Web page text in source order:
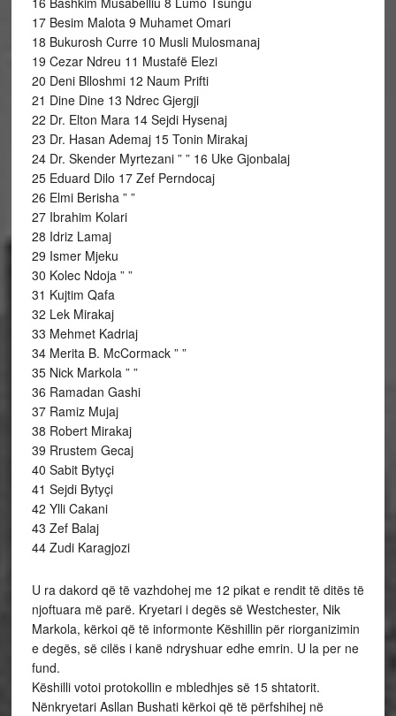
17 Besim Malota 9 Muhamet Omari
18 Bukurosh Curre 10 Musli Mulosmanaj
19 Cezar Ndreu 11 Mustafë Elezi
20 Deni Blloshmi 12 Naum Prifti
21 Dine Dine 13 Ndrec Gjergji
22 Dr. Elton Mara 14 Sejdi Hysenaj
23 Dr. Hasan Ademaj 15 Tonin Mirakaj
24 Dr. Skender Myrtezani ” ” 16 Uke Gjonbalaj
25 Eduard Dilo 17 Zef Perndocaj
26 Elmi Berisha ” ”
27 Ibrahim Kolari
28 Idriz Lamaj
29 Ismer Mjeku
30 Kolec Ndoja ” ”
31 Kujtim Qafa
32 Lek Mirakaj
33 Mehmet Kadriaj
34 Merita B. McCormack ” ”
35 Nick Markola ” ”
36 Ramadan Gashi
37 Ramiz Mujaj
38 Robert Mirakaj
39 Rrustem Gecaj
40 Sabit Bytyçi
41 Sejdi Bytyçi
42 Ylli Cakani
43 Zef Balaj
44 Zudi Karagjozi
U ra dakord që të vazhdohej me 12 pikat e rendit të ditës të
njoftuara më parë. Kryetari i degës së Westchester, Nik
Markola, kërkoi që të informonte Këshillin për riorganizimin
e degës, së cilës i kanë ndryshuar edhe emrin. U la per ne
fund.
Këshilli votoi protokollin e mbledhjes së 15 shtatorit.
Nënkryetari Asllan Bushati kërkoi që të përfshihej në